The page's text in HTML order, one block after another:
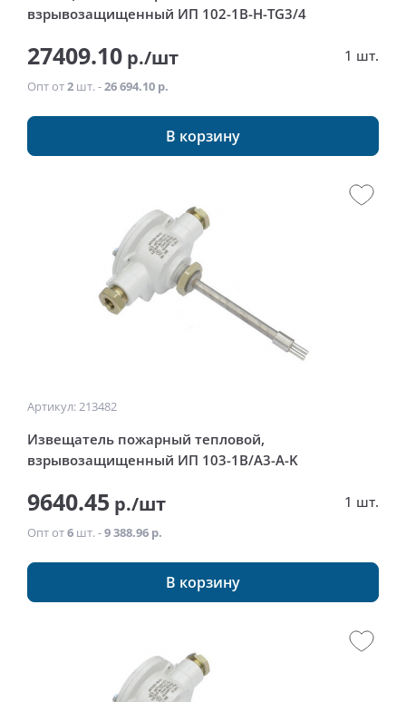
взрывозащищенный ИП 102-1В-Н-ТG3/4
27409.10 р./шт 1 шт.
Опт от2 шт. -26 694.10 р.
В корзину
Артикул: 213482
Извещатель пожарный тепловой,
взрывозащищенный ИП 103-1В/А3-A-K
9640.45 р./шт 1 шт.
Опт от6 шт. -9 388.96 р.
В корзину